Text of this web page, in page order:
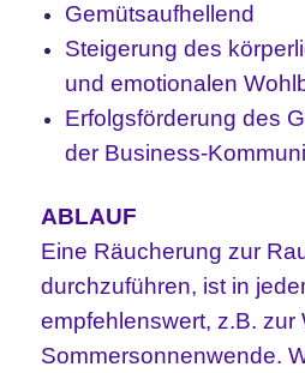
Gemütsaufhellend
Steigerung des
und emotionalen
Erfolgsförderung des
der Business-
ABLAUF
Eine Räucherung zur
durchzuführen, ist in
empfehlenswert, z.B. zur
Sommersonnenwende.